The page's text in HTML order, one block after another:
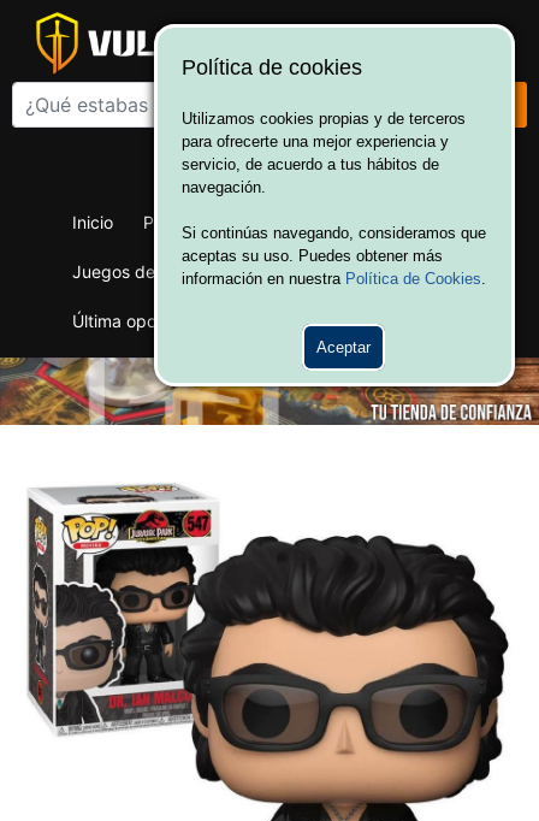
¡Bienvenido a Vulcania!
Inicio Productos Juegos de mesa
Juegos de cartas Merchandising Ofertas
Última oportunidad Wargames
Política de cookies
Utilizamos cookies propias y de terceros
para ofrecerte una mejor experiencia y
servicio, de acuerdo a tus hábitos de
navegación.
Si continúas navegando, consideramos que
aceptas su uso. Puedes obtener más
información en nuestra Política de Cookies.
Aceptar